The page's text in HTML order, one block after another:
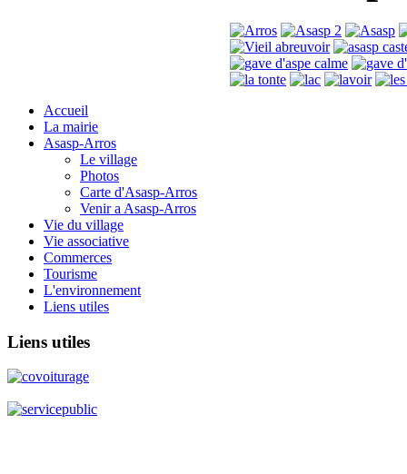
Accueil
La mairie
Asasp-Arros
Le village
Photos
Carte d'Asasp-Arros
Venir a Asasp-Arros
Vie du village
Vie associative
Commerces
Tourisme
L'environnement
Liens utiles
Liens utiles